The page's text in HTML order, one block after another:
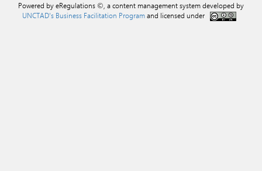
Powered by eRegulations ©, a content management system developed by
UNCTAD's Business Facilitation Programand licensed under